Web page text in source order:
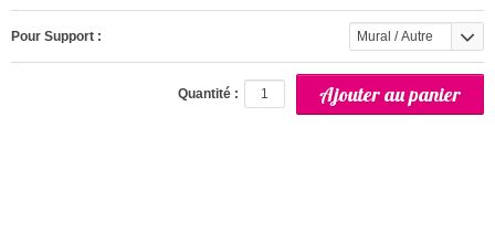
partie)
Pour Support :
Mural / Autre
(interieur)
Quantité :